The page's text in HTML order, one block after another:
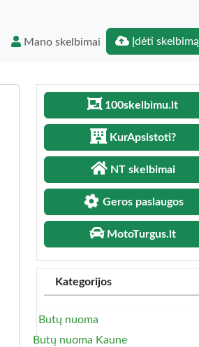
Mano skelbimai Įdėti skelbimą
100skelbimu.lt
KurApsistoti?
NT skelbimai
Geros paslaugos
MotoTurgus.lt
Kategorijos
Butų nuoma
Butų nuoma Kaune